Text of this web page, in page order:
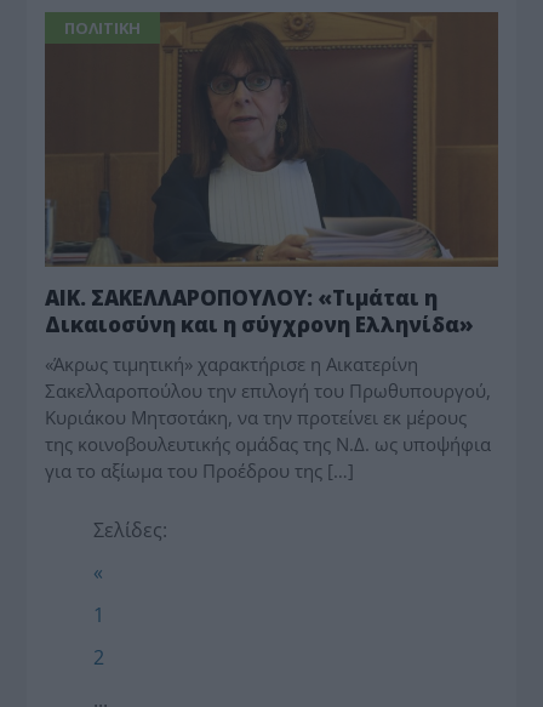
ΠΟΛΙΤΙΚΗ
ΑΙΚ. ΣΑΚΕΛΛΑΡΟΠΟΥΛΟΥ: «Τιμάται η
Δικαιοσύνη και η σύγχρονη Ελληνίδα»
«Άκρως τιμητική» χαρακτήρισε η Αικατερίνη
Σακελλαροπούλου την επιλογή του Πρωθυπουργού,
Κυριάκου Μητσοτάκη, να την προτείνει εκ μέρους
της κοινοβουλευτικής ομάδας της Ν.Δ. ως υποψήφια
για το αξίωμα του Προέδρου της […]
Σελίδες:
«
1
2
...